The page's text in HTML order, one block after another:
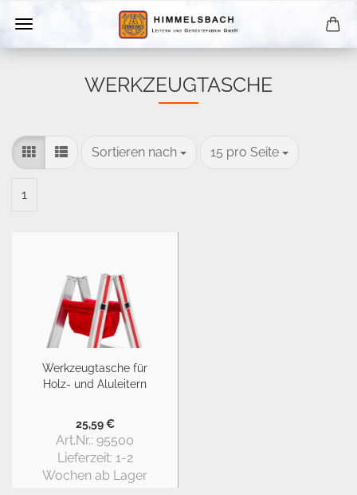
WERKZEUGTASCHE
Sortieren nach
Sortieren nach 15 pro Seite
pro Seite
1
Werkzeugtasche für
Holz- und Aluleitern
25,59 €
Art.Nr.: 95500
Lieferzeit: 1-2
Wochen ab Lager